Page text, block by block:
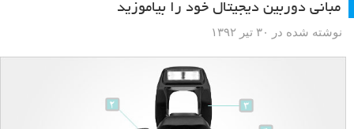
مبانی دوربین دیجیتال خود را بیاموزید
نوشته شده در ۳۰ تیر ۱۳۹۲